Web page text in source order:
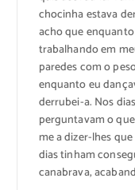
chocinha estava
acho que
trabalhando em
paredes com o
enquanto eu
derrubei-a. Nos
perguntavam o
me a dizer-lhes
dias tinham
canabrava,